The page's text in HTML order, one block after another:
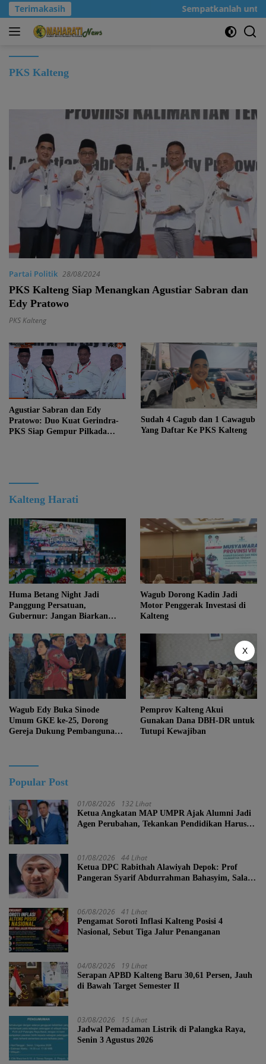
Langsung
ke
konten
Terimakasih Sempatkanlah
PKS Kalteng
Partai Politik 28/08/2024
PKS Kalteng Siap Menangkan Agustiar Sabran dan
Edy Pratowo
PKS Kalteng
Agustiar Sabran dan Edy
Pratowo: Duo Kuat Gerindra-
PKS Siap Gempur Pilkada
Sudah 4 Cagub dan 1 Cawagub
Yang Daftar Ke PKS Kalteng
Kalteng Harati
Huma Betang Night Jadi
Panggung Persatuan,
Gubernur: Jangan Biarkan
Kalteng
Wagub Dorong Kadin Jadi
Motor Penggerak Investasi di
Kalteng
Wagub Edy Buka Sinode
Umum GKE ke-25, Dorong
Gereja Dukung Pembangunan
Pemprov Kalteng Akui
Gunakan Dana DBH-DR untuk
Tutupi Kewajiban
Popular Post
01/08/2026 132 Lihat
Ketua Angkatan MAP UMPR Ajak Alumni Jadi
Agen Perubahan, Tekankan Pendidikan Harus
01/08/2026 44 Lihat
Ketua DPC Rabithah Alawiyah Depok: Prof
Pangeran Syarif Abdurrahman Bahasyim, Salah
06/08/2026 41 Lihat
Pengamat Soroti Inflasi Kalteng Posisi 4
Nasional, Sebut Tiga Jalur Penanganan
04/08/2026 19 Lihat
Serapan APBD Kalteng Baru 30,61 Persen, Jauh
di Bawah Target Semester II
03/08/2026 15 Lihat
Jadwal Pemadaman Listrik di Palangka Raya,
Senin 3 Agustus 2026
X